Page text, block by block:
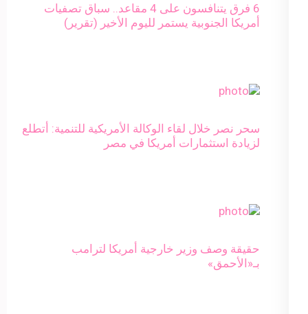
6 فرق يتنافسون على 4 مقاعد.. سباق تصفيات
أمريكا الجنوبية يستمر لليوم الأخير (تقرير)
سحر نصر خلال لقاء الوكالة الأمريكية للتنمية: أتطلع
لزيادة استثمارات أمريكا في مصر
حقيقة وصف وزير خارجية أمريكا لترامب
بـ«الأحمق»